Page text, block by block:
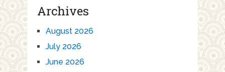
Archives
August 2026
July 2026
June 2026